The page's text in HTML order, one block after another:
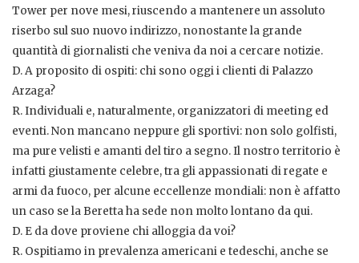
Tower per nove mesi, riuscendo a mantenere un assoluto
riserbo sul suo nuovo indirizzo, nonostante la grande
quantità di giornalisti che veniva da noi a cercare notizie.
D. A proposito di ospiti: chi sono oggi i clienti di Palazzo
Arzaga?
R. Individuali e, naturalmente, organizzatori di meeting ed
eventi. Non mancano neppure gli sportivi: non solo golfisti,
ma pure velisti e amanti del tiro a segno. Il nostro territorio è
infatti giustamente celebre, tra gli appassionati di regate e
armi da fuoco, per alcune eccellenze mondiali: non è affatto
un caso se la Beretta ha sede non molto lontano da qui.
D. E da dove proviene chi alloggia da voi?
R. Ospitiamo in prevalenza americani e tedeschi, anche se